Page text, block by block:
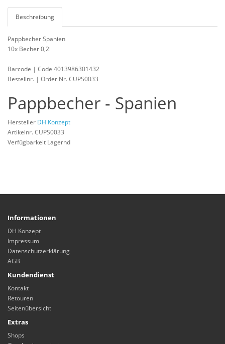
Beschreibung
Pappbecher Spanien
10x Becher 0,2l
Barcode | Code 4013986301432
Bestellnr. | Order Nr. CUPS0033
Pappbecher - Spanien
Hersteller DH Konzept
Artikelnr. CUPS0033
Verfügbarkeit Lagernd
Informationen
DH Konzept
Impressum
Datenschutzerklärung
AGB
Kundendienst
Kontakt
Retouren
Seitenübersicht
Extras
Shops